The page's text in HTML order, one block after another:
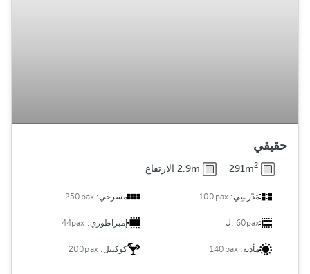
حقيقي
291m2 2.9m الارتفاع
مَدْرسِي:100pax مسرحي:250pax
U: 60pax إمبراطوري: 44pax
مأدبة:140pax كوكتيل:200pax